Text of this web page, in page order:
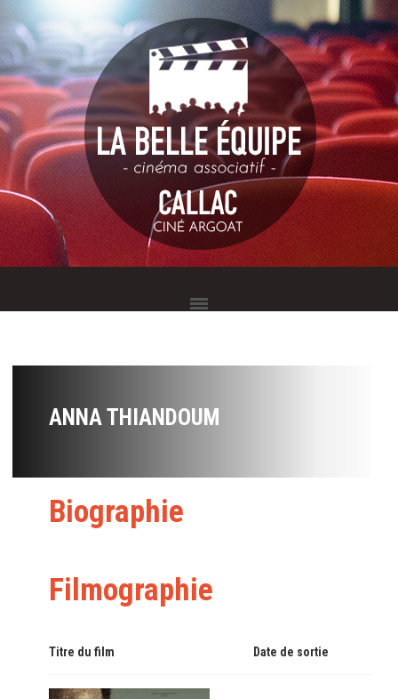
ANNA THIANDOUM
Biographie
Filmographie
Titre du film Date de sortie